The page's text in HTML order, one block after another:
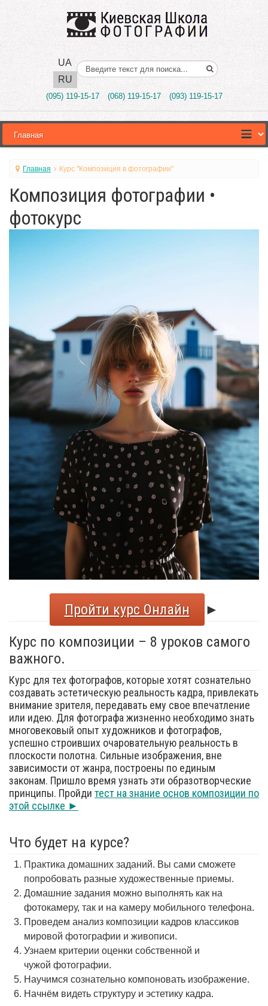
UA
RU
Поиск..
(095) 119-15-17 (068) 119-15-17 (093) 119-15-17
Главная Курс "Композиция в фотографии"
Композиция фотографии •
фотокурс
Пройти курс Онлайн
►
Курс по композиции – 8 уроков самого
важного.
Курс для тех фотографов, которые хотят сознательно
создавать эстетическую реальность кадра, привлекать
внимание зрителя, передавать ему свое впечатление
или идею. Для фотографа жизненно необходимо знать
многовековый опыт художников и фотографов,
успешно строивших очаровательную реальность в
плоскости полотна. Сильные изображения, вне
зависимости от жанра, построены по единым
законам. Пришло время узнать эти образотворческие
принципы. Пройди тест на знание основ композиции по
этой ссылке ►
Что будет на курсе?
Практика домашних заданий. Вы сами сможете
попробовать разные художественные приемы.
Домашние задания можно выполнять как на
фотокамеру, так и на камеру мобильного телефона.
Проведем анализ композиции кадров классиков
мировой фотографии и живописи.
Узнаем критерии оценки собственной и
чужой фотографии.
Научимся сознательно компоновать изображение.
Начнём видеть структуру и эстетику кадра.